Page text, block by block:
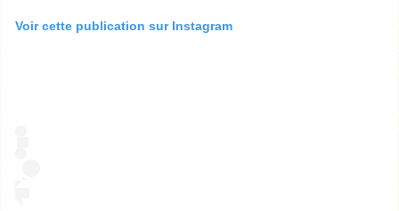
Voir cette publication sur Instagram